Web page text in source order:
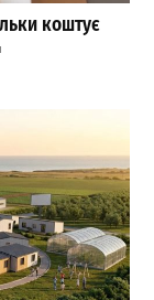
коштує